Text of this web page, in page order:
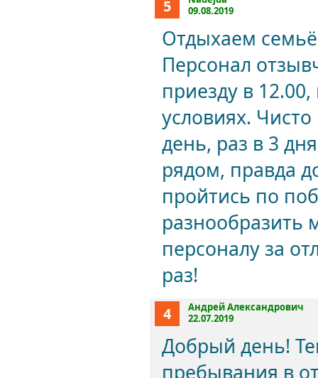
5
09.08.2019
Отдыхаем
Персонал
приезду в
условиях.
день, раз в 3
рядом, правда
пройтись по
разнообразить
персоналу за
раз!
4
Андрей Александрович
22.07.2019
Добрый день!
пребывания в